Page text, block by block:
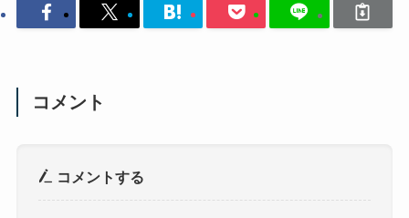
コメント
コメントする